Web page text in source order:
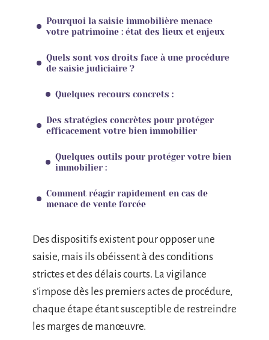
Pourquoi la saisie immobilière menace
votre patrimoine : état des lieux et enjeux
Quels sont vos droits face à une procédure
de saisie judiciaire ?
Quelques recours concrets :
Des stratégies concrètes pour protéger
efficacement votre bien immobilier
Quelques outils pour protéger votre bien
immobilier :
Comment réagir rapidement en cas de
menace de vente forcée
Des dispositifs existent pour opposer une
saisie, mais ils obéissent à des conditions
strictes et des délais courts. La vigilance
s’impose dès les premiers actes de procédure,
chaque étape étant susceptible de restreindre
les marges de manœuvre.